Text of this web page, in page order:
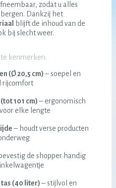
zodat u alles
Dankzij het
blijft de inhoud van de
bij slecht weer.
kenmerken:
(Ø 20,5 cm)– soepel en
rijcomfort
101 cm)– ergonomisch
elke lengte
– houdt verse producten
de shopper handig
(40 liter)– stijlvol en